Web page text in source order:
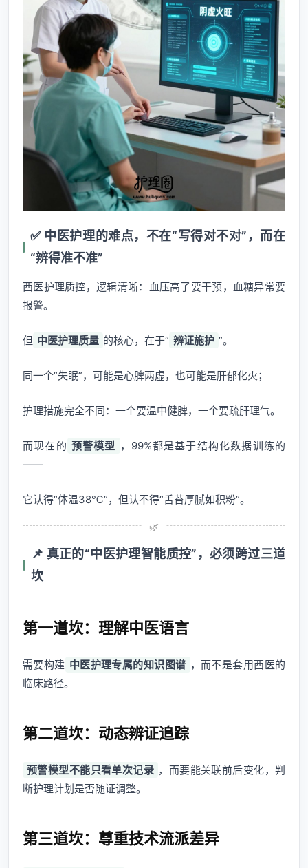
✅ 中医护理的难点，不在“写得对不对”，而在
“辨得准不准”
西医护理质控，逻辑清晰：血压高了要干预，血糖异常要
报警。
但 中医护理质量 的核心，在于“ 辨证施护 ”。
同一个“失眠”，可能是心脾两虚，也可能是肝郁化火；
护理措施完全不同：一个要温中健脾，一个要疏肝理气。
而现在的 预警模型 ，99%都是基于结构化数据训练的
——
它认得“体温38℃”，但认不得“舌苔厚腻如积粉”。
🌿
📌 真正的“中医护理智能质控”，必须跨过三道
坎
第一道坎：理解中医语言
需要构建 中医护理专属的知识图谱 ，而不是套用西医的
临床路径。
第二道坎：动态辨证追踪
预警模型不能只看单次记录 ，而要能关联前后变化，判
断护理计划是否随证调整。
第三道坎：尊重技术流派差异